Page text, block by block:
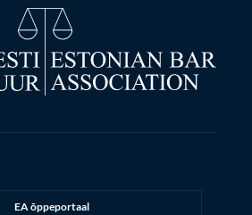
EA õppeportaal